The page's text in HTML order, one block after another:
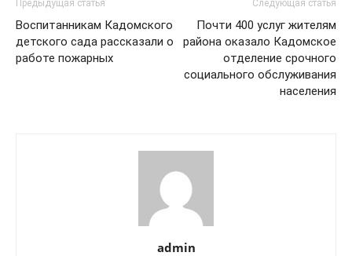
Предыдущая статья
Воспитанникам Кадомского
детского сада рассказали о
работе пожарных
Следующая статья
Почти 400 услуг жителям
района оказало Кадомское
отделение срочного
социального обслуживания
населения
admin